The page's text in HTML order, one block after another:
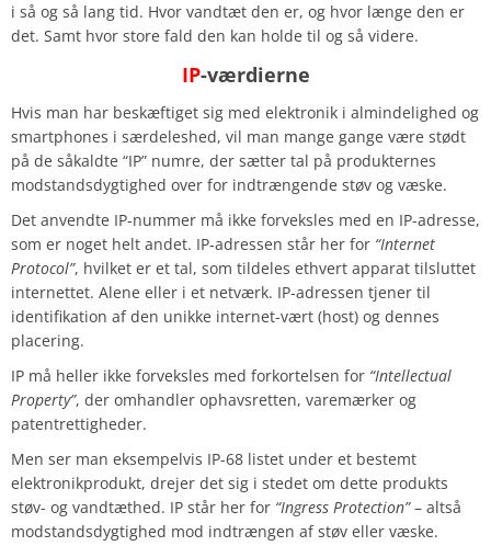
i så og så lang tid. Hvor vandtæt den er, og hvor længe den er
det. Samt hvor store fald den kan holde til og så videre.
IP-værdierne
Hvis man har beskæftiget sig med elektronik i almindelighed og
smartphones i særdeleshed, vil man mange gange være stødt
på de såkaldte “IP” numre, der sætter tal på produkternes
modstandsdygtighed over for indtrængende støv og væske.
Det anvendte IP-nummer må ikke forveksles med en IP-adresse,
som er noget helt andet. IP-adressen står her for “Internet
Protocol”, hvilket er et tal, som tildeles ethvert apparat tilsluttet
internettet. Alene eller i et netværk. IP-adressen tjener til
identifikation af den unikke internet-vært (host) og dennes
placering.
IP må heller ikke forveksles med forkortelsen for “Intellectual
Property”, der omhandler ophavsretten, varemærker og
patentrettigheder.
Men ser man eksempelvis IP-68 listet under et bestemt
elektronikprodukt, drejer det sig i stedet om dette produkts
støv- og vandtæthed. IP står her for “Ingress Protection”– altså
modstandsdygtighed mod indtrængen af støv eller væske.